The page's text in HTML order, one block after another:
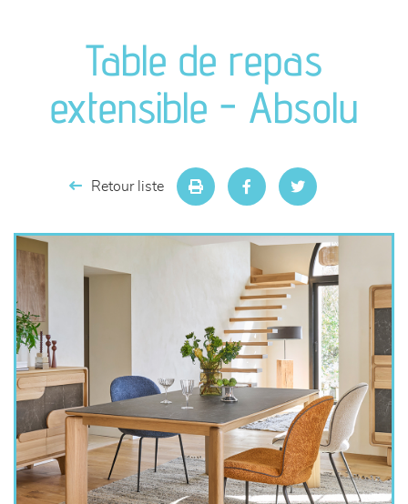
meubles de complément
décoration
Table de repas
extensible - Absolu
Retour liste